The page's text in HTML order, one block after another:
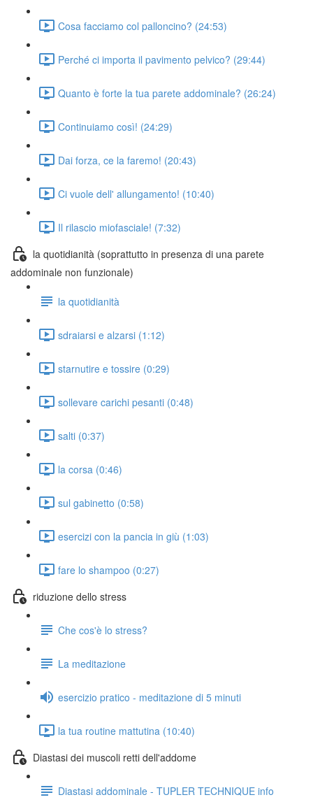
Cosa facciamo col palloncino? (24:53)
Perché ci importa il pavimento pelvico? (29:44)
Quanto è forte la tua parete addominale? (26:24)
Continuiamo così! (24:29)
Dai forza, ce la faremo! (20:43)
Ci vuole dell' allungamento! (10:40)
Il rilascio miofasciale! (7:32)
la quotidianità (soprattutto in presenza di una parete
addominale non funzionale)
la quotidianità
sdraiarsi e alzarsi (1:12)
starnutire e tossire (0:29)
sollevare carichi pesanti (0:48)
salti (0:37)
la corsa (0:46)
sul gabinetto (0:58)
esercizi con la pancia in giù (1:03)
fare lo shampoo (0:27)
riduzione dello stress
Che cos'è lo stress?
La meditazione
esercizio pratico - meditazione di 5 minuti
la tua routine mattutina (10:40)
Diastasi dei muscoli retti dell'addome
Diastasi addominale - TUPLER TECHNIQUE info